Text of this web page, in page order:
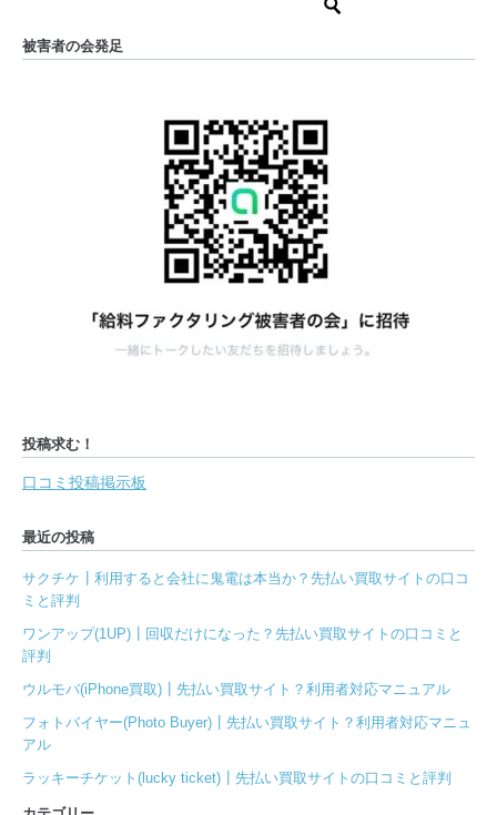
被害者の会発足
投稿求む！
口コミ投稿掲示板
最近の投稿
サクチケ┃利用すると会社に鬼電は本当か？先払い買取サイトの口コ
ミと評判
ワンアップ(1UP)┃回収だけになった？先払い買取サイトの口コミと
評判
ウルモバ(iPhone買取)┃先払い買取サイト？利用者対応マニュアル
フォトバイヤー(Photo Buyer)┃先払い買取サイト？利用者対応マニュ
アル
ラッキーチケット(lucky ticket)┃先払い買取サイトの口コミと評判